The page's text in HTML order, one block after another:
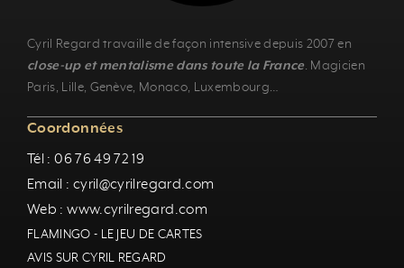
Cyril Regard travaille de façon intensive depuis 2007 en
close-up et mentalisme dans toute la France. Magicien
Paris, Lille, Genève, Monaco, Luxembourg…
Coordonnées
Tél : 06 76 49 72 19
Email : cyril@cyrilregard.com
Web : www.cyrilregard.com
FLAMINGO - LE JEU DE CARTES
AVIS SUR CYRIL REGARD